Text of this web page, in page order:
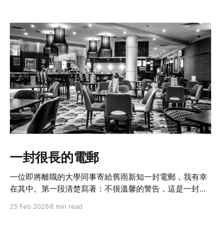
一封很長的電郵
一位即將離職的大學同事寄給舊雨新知一封電郵，我有幸
在其中。第一段清楚寫著：不很溫馨的警告，這是一封很
25 Feb 2026 8 min read